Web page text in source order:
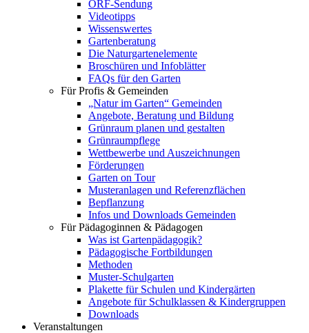
ORF-Sendung
Videotipps
Wissenswertes
Gartenberatung
Die Naturgartenelemente
Broschüren und Infoblätter
FAQs für den Garten
Für Profis & Gemeinden
„Natur im Garten“ Gemeinden
Angebote, Beratung und Bildung
Grünraum planen und gestalten
Grünraumpflege
Wettbewerbe und Auszeichnungen
Förderungen
Garten on Tour
Musteranlagen und Referenzflächen
Bepflanzung
Infos und Downloads Gemeinden
Für Pädagoginnen & Pädagogen
Was ist Gartenpädagogik?
Pädagogische Fortbildungen
Methoden
Muster-Schulgarten
Plakette für Schulen und Kindergärten
Angebote für Schulklassen & Kindergruppen
Downloads
Veranstaltungen